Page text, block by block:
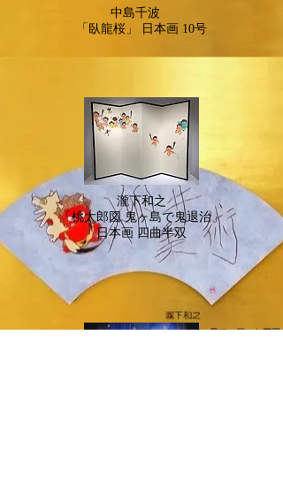
​中島千波
「臥龍桜」
日本画 10号
​瀧下和之
「桃太郎図 鬼ヶ島で鬼退治」
日本画 四曲半双